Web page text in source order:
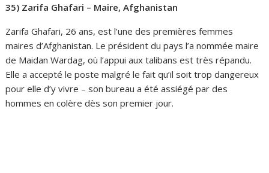
35) Zarifa Ghafari – Maire, Afghanistan
Zarifa Ghafari, 26 ans, est l’une des premières femmes
maires d’Afghanistan. Le président du pays l’a nommée maire
de Maidan Wardag, où l’appui aux talibans est très répandu.
Elle a accepté le poste malgré le fait qu’il soit trop dangereux
pour elle d’y vivre – son bureau a été assiégé par des
hommes en colère dès son premier jour.